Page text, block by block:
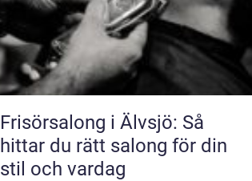
Frisörsalong i Älvsjö: Så
hittar du rätt salong för din
stil och vardag